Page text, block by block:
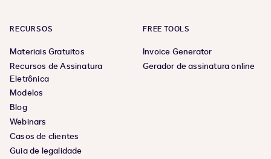
RECURSOS
Materiais Gratuitos
Recursos de Assinatura
Eletrônica
Modelos
Blog
Webinars
Casos de clientes
Guia de legalidade
FREE TOOLS
Invoice Generator
Gerador de assinatura online